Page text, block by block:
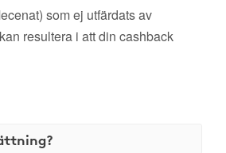
som ej utfärdats av
resultera i att din cashback